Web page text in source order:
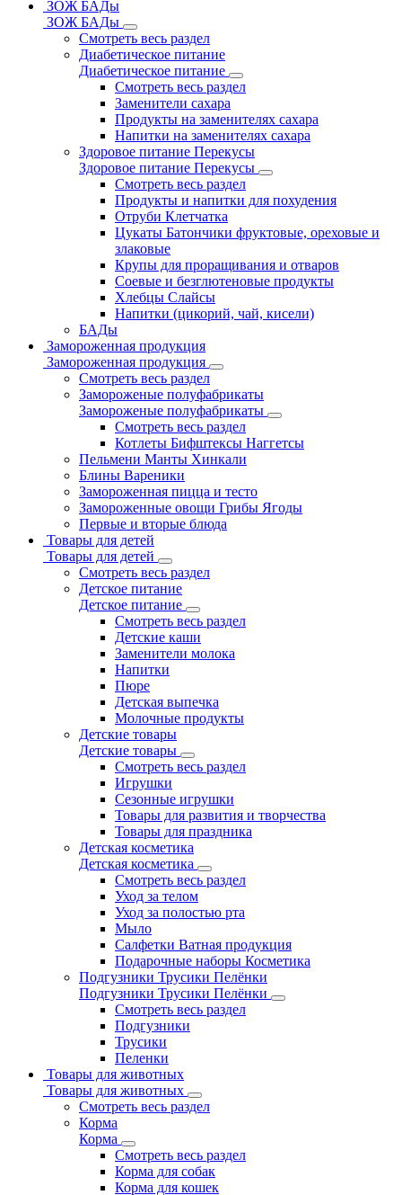
ЗОЖ БАДы
ЗОЖ БАДы
Смотреть весь раздел
Диабетическое питание
Диабетическое питание
Смотреть весь раздел
Заменители сахара
Продукты на заменителях сахара
Напитки на заменителях сахара
Здоровое питание Перекусы
Здоровое питание Перекусы
Смотреть весь раздел
Продукты и напитки для похудения
Отруби Клетчатка
Цукаты Батончики фруктовые, ореховые и
злаковые
Крупы для проращивания и отваров
Соевые и безглютеновые продукты
Хлебцы Слайсы
Напитки (цикорий, чай, кисели)
БАДы
Замороженная продукция
Замороженная продукция
Смотреть весь раздел
Замороженые полуфабрикаты
Замороженые полуфабрикаты
Смотреть весь раздел
Котлеты Бифштексы Наггетсы
Пельмени Манты Хинкали
Блины Вареники
Замороженная пицца и тесто
Замороженные овощи Грибы Ягоды
Первые и вторые блюда
Товары для детей
Товары для детей
Смотреть весь раздел
Детское питание
Детское питание
Смотреть весь раздел
Детские каши
Заменители молока
Напитки
Пюре
Детская выпечка
Молочные продукты
Детские товары
Детские товары
Смотреть весь раздел
Игрушки
Сезонные игрушки
Товары для развития и творчества
Товары для праздника
Детская косметика
Детская косметика
Смотреть весь раздел
Уход за телом
Уход за полостью рта
Мыло
Салфетки Ватная продукция
Подарочные наборы Косметика
Подгузники Трусики Пелёнки
Подгузники Трусики Пелёнки
Смотреть весь раздел
Подгузники
Трусики
Пеленки
Товары для животных
Товары для животных
Смотреть весь раздел
Корма
Корма
Смотреть весь раздел
Корма для собак
Корма для кошек